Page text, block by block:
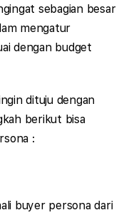
sebagian besar
mengatur
dengan budget
dituju dengan
berikut bisa
:
buyer persona dari